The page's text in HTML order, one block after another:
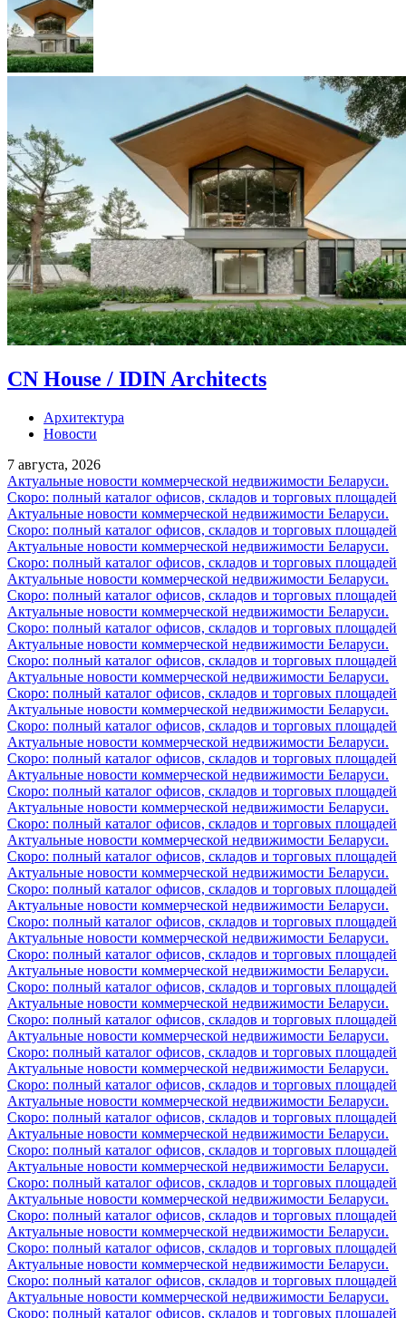
CN House / IDIN Architects
Архитектура
Новости
7 августа, 2026
Актуальные новости коммерческой недвижимости Беларуси.
Скоро: полный каталог офисов, складов и торговых площадей
Актуальные новости коммерческой недвижимости Беларуси.
Скоро: полный каталог офисов, складов и торговых площадей
Актуальные новости коммерческой недвижимости Беларуси.
Скоро: полный каталог офисов, складов и торговых площадей
Актуальные новости коммерческой недвижимости Беларуси.
Скоро: полный каталог офисов, складов и торговых площадей
Актуальные новости коммерческой недвижимости Беларуси.
Скоро: полный каталог офисов, складов и торговых площадей
Актуальные новости коммерческой недвижимости Беларуси.
Скоро: полный каталог офисов, складов и торговых площадей
Актуальные новости коммерческой недвижимости Беларуси.
Скоро: полный каталог офисов, складов и торговых площадей
Актуальные новости коммерческой недвижимости Беларуси.
Скоро: полный каталог офисов, складов и торговых площадей
Актуальные новости коммерческой недвижимости Беларуси.
Скоро: полный каталог офисов, складов и торговых площадей
Актуальные новости коммерческой недвижимости Беларуси.
Скоро: полный каталог офисов, складов и торговых площадей
Актуальные новости коммерческой недвижимости Беларуси.
Скоро: полный каталог офисов, складов и торговых площадей
Актуальные новости коммерческой недвижимости Беларуси.
Скоро: полный каталог офисов, складов и торговых площадей
Актуальные новости коммерческой недвижимости Беларуси.
Скоро: полный каталог офисов, складов и торговых площадей
Актуальные новости коммерческой недвижимости Беларуси.
Скоро: полный каталог офисов, складов и торговых площадей
Актуальные новости коммерческой недвижимости Беларуси.
Скоро: полный каталог офисов, складов и торговых площадей
Актуальные новости коммерческой недвижимости Беларуси.
Скоро: полный каталог офисов, складов и торговых площадей
Актуальные новости коммерческой недвижимости Беларуси.
Скоро: полный каталог офисов, складов и торговых площадей
Актуальные новости коммерческой недвижимости Беларуси.
Скоро: полный каталог офисов, складов и торговых площадей
Актуальные новости коммерческой недвижимости Беларуси.
Скоро: полный каталог офисов, складов и торговых площадей
Актуальные новости коммерческой недвижимости Беларуси.
Скоро: полный каталог офисов, складов и торговых площадей
Актуальные новости коммерческой недвижимости Беларуси.
Скоро: полный каталог офисов, складов и торговых площадей
Актуальные новости коммерческой недвижимости Беларуси.
Скоро: полный каталог офисов, складов и торговых площадей
Актуальные новости коммерческой недвижимости Беларуси.
Скоро: полный каталог офисов, складов и торговых площадей
Актуальные новости коммерческой недвижимости Беларуси.
Скоро: полный каталог офисов, складов и торговых площадей
Актуальные новости коммерческой недвижимости Беларуси.
Скоро: полный каталог офисов, складов и торговых площадей
Актуальные новости коммерческой недвижимости Беларуси.
Скоро: полный каталог офисов, складов и торговых площадей